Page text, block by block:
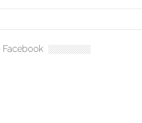
Sara Nukina are nevoie de ajutorul
Facebook